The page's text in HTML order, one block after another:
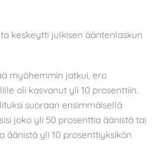
keskeytti julkisen ääntenlaskun
myöhemmin jatkui, ero
oli kasvanut yli 10 prosenttiin.
suoraan ensimmäisellä
joko yli 50 prosenttia äänistä tai
äänistä yli 10 prosenttiyksikön